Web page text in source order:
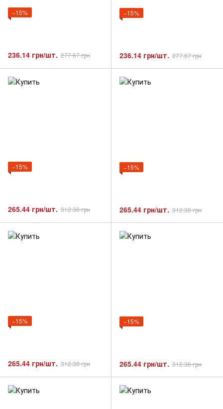
−15%
236.14 грн/шт. 277.67 грн
−15%
236.14 грн/шт. 277.67 грн
−15%
265.44 грн/шт. 312.38 грн
−15%
265.44 грн/шт. 312.38 грн
−15%
265.44 грн/шт. 312.38 грн
−15%
265.44 грн/шт. 312.38 грн